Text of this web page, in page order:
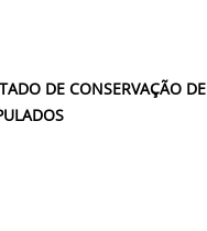
DE CONSERVAÇÃO DE